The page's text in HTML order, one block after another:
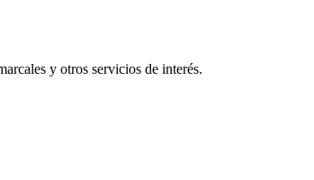
y otros servicios de interés.